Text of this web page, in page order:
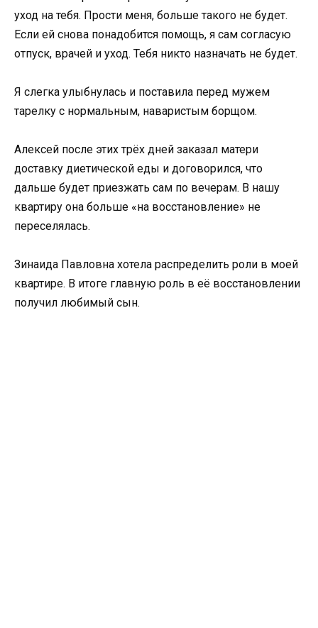
уход на тебя. Прости меня, больше такого не будет.
Если ей снова понадобится помощь, я сам согласую
отпуск, врачей и уход. Тебя никто назначать не будет.
Я слегка улыбнулась и поставила перед мужем
тарелку с нормальным, наваристым борщом.
Алексей после этих трёх дней заказал матери
доставку диетической еды и договорился, что
дальше будет приезжать сам по вечерам. В нашу
квартиру она больше «на восстановление» не
переселялась.
Зинаида Павловна хотела распределить роли в моей
квартире. В итоге главную роль в её восстановлении
получил любимый сын.